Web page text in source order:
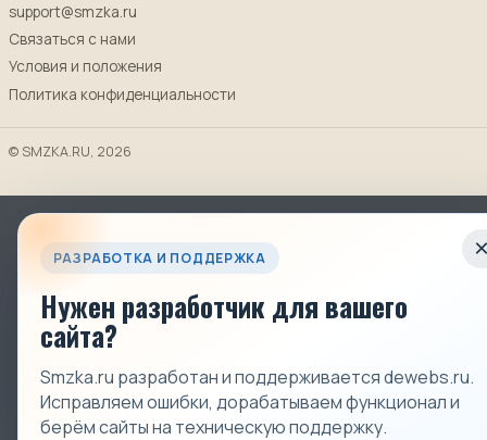
support@smzka.ru
Связаться с нами
Условия и положения
Политика конфиденциальности
© SMZKA.RU, 2026
РАЗРАБОТКА И ПОДДЕРЖКА
Нужен разработчик для вашего
сайта?
Smzka.ru разработан и поддерживается dewebs.ru.
Исправляем ошибки, дорабатываем функционал и
берём сайты на техническую поддержку.